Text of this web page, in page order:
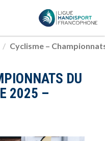
Cyclisme –
DU
2025 –